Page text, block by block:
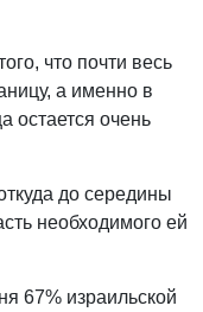
что почти весь
а именно в
остается очень
до середины
необходимого ей
67% израильской